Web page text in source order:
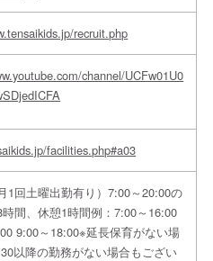
recruit.php
channel/UCFw01U0
facilities.php#a03
1回土曜出勤有り）7:00～20:00の
間、休憩1時間例：7:00～16:00
9:00～18:00※延長保育がない場
以降の勤務がない場合もござい